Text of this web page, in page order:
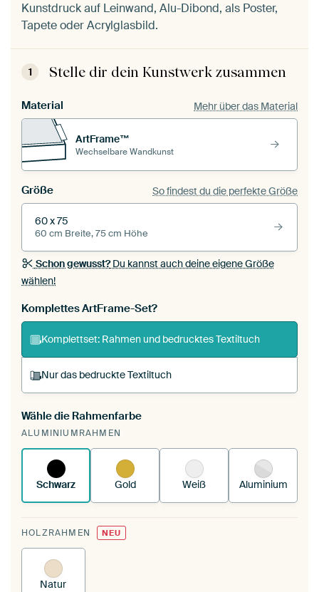
Kunstdruck auf Leinwand, Alu-Dibond, als Poster,
Tapete oder Acrylglasbild.
1 Stelle dir dein Kunstwerk zusammen
Material Mehr über das Material
ArtFrame™
Wechselbare Wandkunst
Größe So findest du die perfekte Größe
60 x 75
60 cm Breite, 75 cm Höhe
Schon gewusst?Du kannst auch deine eigene Größe
wählen!
Komplettes ArtFrame-Set?
Komplettset: Rahmen und bedrucktes Textiltuch
Nur das bedruckte Textiltuch
Du spannst einen wechselbaren Textiltuch in
deinen vorhandenen ArtFrame™.
funktioniert es.
Wähle die Rahmenfarbe
ALUMINIUMRAHMEN
Schwarz Gold Weiß Aluminium
HOLZRAHMEN NEU
Natur